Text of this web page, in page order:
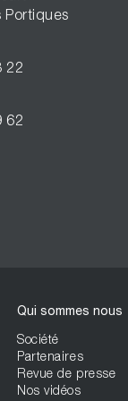
Portiques
22
62
Qui sommes nous
Société
Partenaires
Revue de presse
Nos vidéos